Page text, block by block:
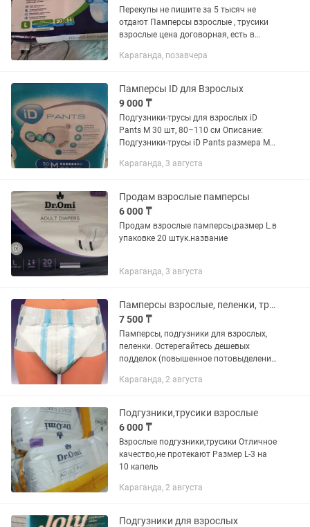
Перекупы не пишите за 5 тысяч не
отдают Памперсы взрослые , трусики
взрослые цена договорная, есть в
Караганда, позавчера
Памперсы ID для Взрослых
9 000 ₸
Подгузники-трусы для взрослых iD
Pants M 30 шт, 80–110 см Описание:
Подгузники-трусы iD Pants размера M
средней и тяжелой степени
Караганда, 3 августа
Продам взрослые памперсы
6 000 ₸
Продам взрослые памперсы,размер L.в
упаковке 20 штук.название
Караганда, 3 августа
Памперсы взрослые, пеленки, трусики непромокаемые. Качество проверенное.
7 500 ₸
Памперсы, подгузники для взрослых,
пеленки. Остерегайтесь дешевых
подделок (повышенное потовыделение,
аллергия, постельный клещь) и т.далее.
Караганда, 2 августа
Подгузники,трусики взрослые
6 000 ₸
Взрослые подгузники,трусики Отличное
качество,не протекают Размер L-3 на
10 капель
Караганда, 2 августа
Подгузники для взрослых